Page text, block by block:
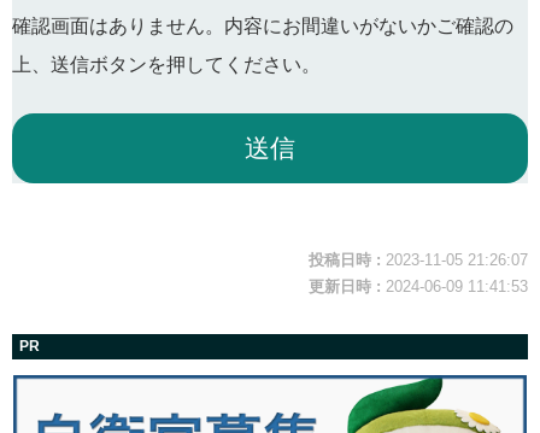
確認画面はありません。内容にお間違いがないかご確認の
上、送信ボタンを押してください。
投稿日時 : 2023-11-05 21:26:07
更新日時 : 2024-06-09 11:41:53
PR